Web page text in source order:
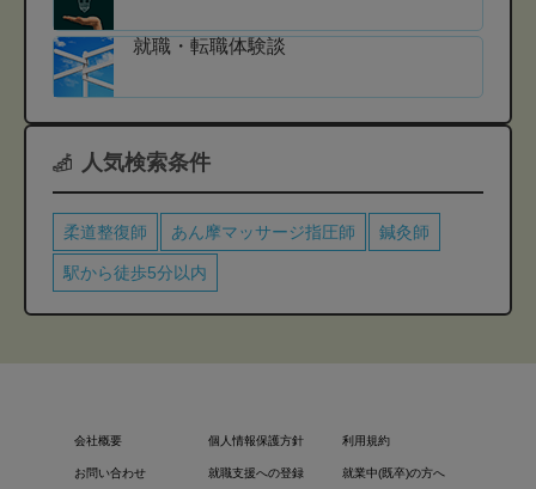
就職・転職体験談
人気検索条件
柔道整復師 あん摩マッサージ指圧師 鍼灸師
駅から徒歩5分以内
会社概要 個人情報保護方針 利用規約
お問い合わせ 就職支援への登録 就業中(既卒)の方へ